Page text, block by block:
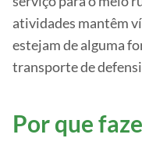
atividades mantêm
estejam de alguma
transporte de
Por que